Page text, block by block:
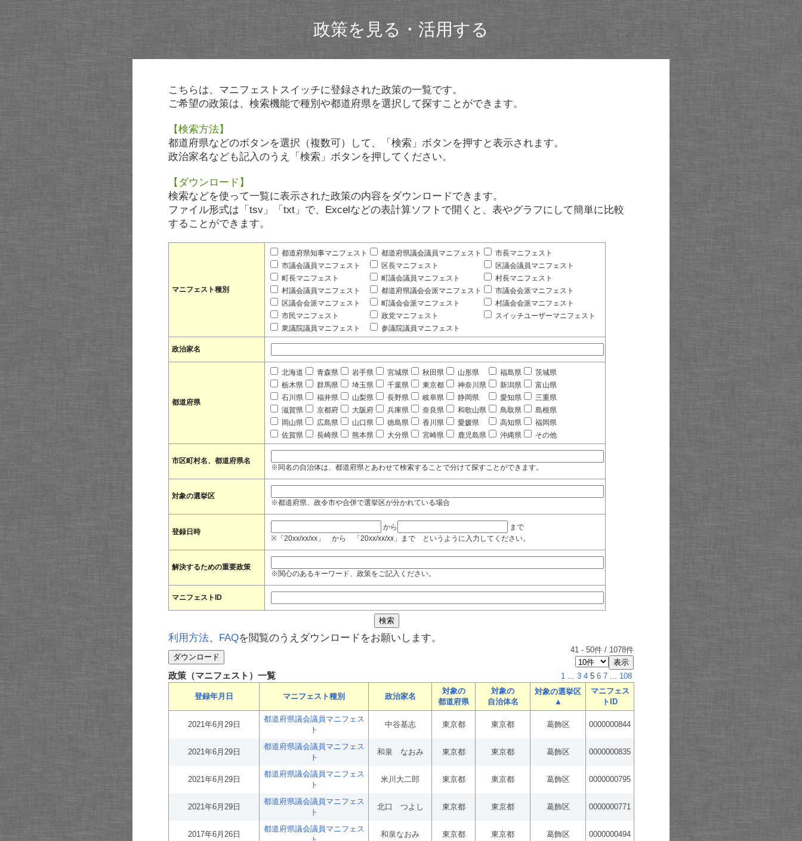
政策を見る・活用する
こちらは、マニフェストスイッチに登録された政策の一覧です。
ご希望の政策は、検索機能で種別や都道府県を選択して探すことができます。
【検索方法】
都道府県などのボタンを選択（複数可）して、「検索」ボタンを押すと表示されます。
政治家名なども記入のうえ「検索」ボタンを押してください。
【ダウンロード】
検索などを使って一覧に表示された政策の内容をダウンロードできます。
ファイル形式は「tsv」「txt」で、Excelなどの表計算ソフトで開くと、表やグラフにして簡単に比較
することができます。
マニフェスト種別
都道府県知事マニフェスト 都道府県議会議員マニフェスト
市長マニフェスト
市議会議員マニフェスト
区長マニフェスト
区議会議員マニフェスト
町長マニフェスト
町議会議員マニフェスト
村長マニフェスト
村議会議員マニフェスト
都道府県議会会派マニフェスト
市議会会派マニフェスト
区議会会派マニフェスト
町議会会派マニフェスト
村議会会派マニフェスト
市民マニフェスト
政党マニフェスト
スイッチユーザーマニフェスト
衆議院議員マニフェスト
参議院議員マニフェスト
政治家名
都道府県
北海道 青森県 岩手県 宮城県 秋田県 山形県 福島県
茨城県
栃木県
群馬県 埼玉県 千葉県 東京都 神奈川県 新潟県
富山県
石川県
福井県 山梨県 長野県 岐阜県 静岡県 愛知県
三重県
滋賀県
京都府 大阪府 兵庫県 奈良県 和歌山県 鳥取県
島根県
岡山県
広島県 山口県 徳島県 香川県 愛媛県 高知県
福岡県
佐賀県
長崎県 熊本県 大分県 宮崎県 鹿児島県 沖縄県 その他
市区町村名、都道府県名
※同名の自治体は、都道府県とあわせて検索することで分けて探すことができます。
対象の選挙区
※都道府県、政令市や合併で選挙区が分かれている場合
登録日時
から
まで
※「20xx/xx/xx」 から 「20xx/xx/xx」まで というように入力してください。
解決するための重要政策
※関心のあるキーワード、政策をご記入ください。
マニフェストID
利用方法、 FAQを閲覧のうえダウンロードをお願いします。
41 - 50件 / 1078件
政策（マニフェスト）一覧 1 ... 3 4 5 6 7 ... 108
登録年月日 マニフェスト種別 政治家名
対象の
都道府県
対象の
自治体名
対象の選挙区
▲
マニフェス
トID
2021年6月29日
都道府県議会議員マニフェス
ト
中谷基志 東京都 東京都 葛飾区 0000000844
2021年6月29日
都道府県議会議員マニフェス
ト
和泉 なおみ 東京都 東京都 葛飾区 0000000835
2021年6月29日
都道府県議会議員マニフェス
ト
米川大二郎 東京都 東京都 葛飾区 0000000795
2021年6月29日
都道府県議会議員マニフェス
ト
北口 つよし 東京都 東京都 葛飾区 0000000771
2017年6月26日
都道府県議会議員マニフェス
和泉なおみ 東京都 東京都 葛飾区 0000000494